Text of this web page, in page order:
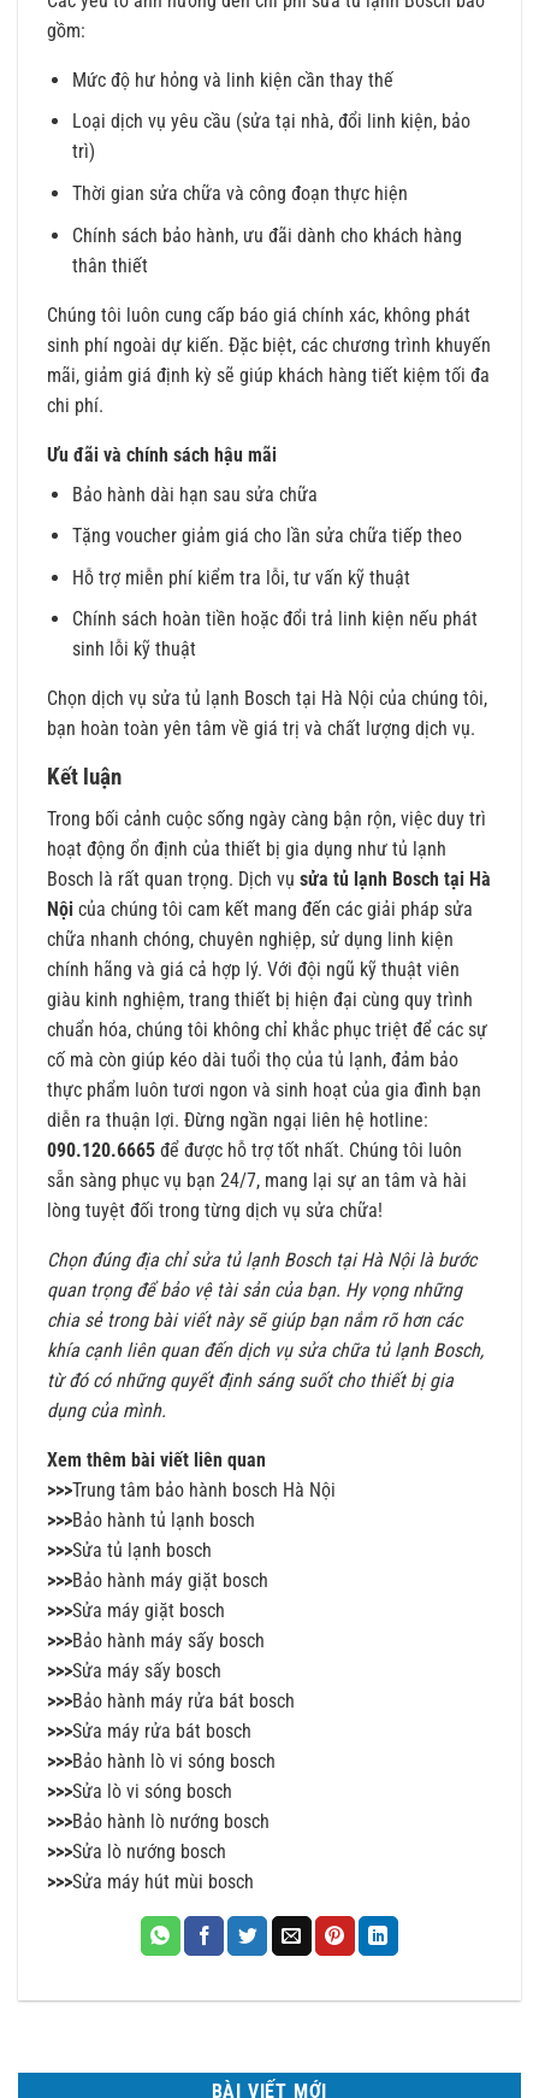
gồm:
Mức độ hư hỏng và linh kiện cần thay thế
Loại dịch vụ yêu cầu (sửa tại nhà, đổi linh kiện, bảo
trì)
Thời gian sửa chữa và công đoạn thực hiện
Chính sách bảo hành, ưu đãi dành cho khách hàng
thân thiết
Chúng tôi luôn cung cấp báo giá chính xác, không phát
sinh phí ngoài dự kiến. Đặc biệt, các chương trình khuyến
mãi, giảm giá định kỳ sẽ giúp khách hàng tiết kiệm tối đa
chi phí.
Ưu đãi và chính sách hậu mãi
Bảo hành dài hạn sau sửa chữa
Tặng voucher giảm giá cho lần sửa chữa tiếp theo
Hỗ trợ miễn phí kiểm tra lỗi, tư vấn kỹ thuật
Chính sách hoàn tiền hoặc đổi trả linh kiện nếu phát
sinh lỗi kỹ thuật
Chọn dịch vụ sửa tủ lạnh Bosch tại Hà Nội của chúng tôi,
bạn hoàn toàn yên tâm về giá trị và chất lượng dịch vụ.
Kết luận
Trong bối cảnh cuộc sống ngày càng bận rộn, việc duy trì
hoạt động ổn định của thiết bị gia dụng như tủ lạnh
Bosch là rất quan trọng. Dịch vụ sửa tủ lạnh Bosch tại Hà
Nội của chúng tôi cam kết mang đến các giải pháp sửa
chữa nhanh chóng, chuyên nghiệp, sử dụng linh kiện
chính hãng và giá cả hợp lý. Với đội ngũ kỹ thuật viên
giàu kinh nghiệm, trang thiết bị hiện đại cùng quy trình
chuẩn hóa, chúng tôi không chỉ khắc phục triệt để các sự
cố mà còn giúp kéo dài tuổi thọ của tủ lạnh, đảm bảo
thực phẩm luôn tươi ngon và sinh hoạt của gia đình bạn
diễn ra thuận lợi. Đừng ngần ngại liên hệ hotline:
090.120.6665 để được hỗ trợ tốt nhất. Chúng tôi luôn
sẵn sàng phục vụ bạn 24/7, mang lại sự an tâm và hài
lòng tuyệt đối trong từng dịch vụ sửa chữa!
Chọn đúng địa chỉ sửa tủ lạnh Bosch tại Hà Nội là bước
quan trọng để bảo vệ tài sản của bạn. Hy vọng những
chia sẻ trong bài viết này sẽ giúp bạn nắm rõ hơn các
khía cạnh liên quan đến dịch vụ sửa chữa tủ lạnh Bosch,
từ đó có những quyết định sáng suốt cho thiết bị gia
dụng của mình.
Xem thêm bài viết liên quan
>>>Trung tâm bảo hành bosch Hà Nội
>>>Bảo hành tủ lạnh bosch
>>>Sửa tủ lạnh bosch
>>>Bảo hành máy giặt bosch
>>>Sửa máy giặt bosch
>>>Bảo hành máy sấy bosch
>>>Sửa máy sấy bosch
>>>Bảo hành máy rửa bát bosch
>>>Sửa máy rửa bát bosch
>>>Bảo hành lò vi sóng bosch
>>>Sửa lò vi sóng bosch
>>>Bảo hành lò nướng bosch
>>>Sửa lò nướng bosch
>>>Sửa máy hút mùi bosch
BÀI VIẾT MỚI